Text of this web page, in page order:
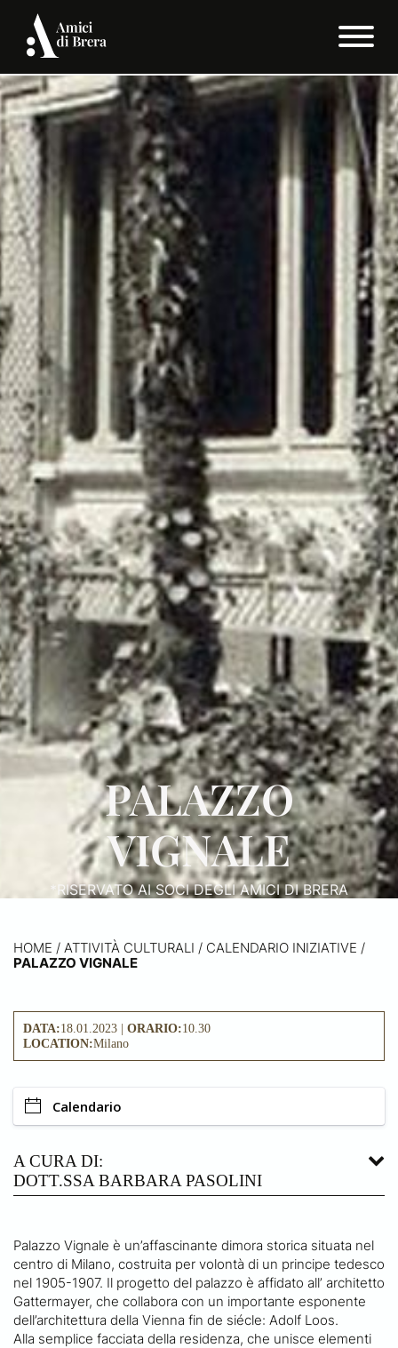
PALAZZO
VIGNALE
*RISERVATO AI SOCI DEGLI AMICI DI BRERA
HOME / ATTIVITÀ CULTURALI / CALENDARIO INIZIATIVE /
PALAZZO VIGNALE
DATA:18.01.2023 | ORARIO:10.30
LOCATION:Milano
Calendario
A CURA DI:
DOTT.SSA BARBARA PASOLINI
Palazzo Vignale è un’affascinante dimora storica situata nel
centro di Milano, costruita per volontà di un principe tedesco
nel 1905-1907. Il progetto del palazzo è affidato all’ architetto
Gattermayer, che collabora con un importante esponente
dell’architettura della Vienna fin de siécle: Adolf Loos.
Alla semplice facciata della residenza, che unisce elementi